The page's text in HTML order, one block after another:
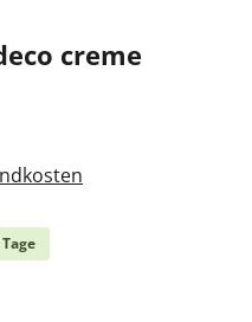
creme